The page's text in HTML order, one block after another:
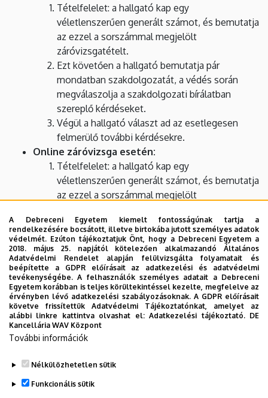
Tételfelelet: a hallgató kap egy
véletlenszerűen generált számot, és bemutatja
az ezzel a sorszámmal megjelölt
záróvizsgatételt.
Ezt követően a hallgató bemutatja pár
mondatban szakdolgozatát, a védés során
megválaszolja a szakdolgozati bírálatban
szereplő kérdéseket.
Végül a hallgató választ ad az esetlegesen
felmerülő további kérdésekre.
Online záróvizsga esetén:
Tételfelelet: a hallgató kap egy
véletlenszerűen generált számot, és bemutatja
az ezzel a sorszámmal megjelölt
Ezt követően a hallgató bemutatja a
szakdolgozatát, a védés során megválaszolja a
szakdolgozati bírálatban szereplő kérdéseket.
A szakdolgozat bemutatásához prezentációt
kell készíteni.
Végül a hallgató megválaszolja az esetlegesen
felmerülő további kérdésekre.
Záróvizsga tételsor
Legutóbbi frissítés: 2026. 03. 18. 12:12
A Debreceni Egyetem kiemelt fontosságúnak tartja a
rendelkezésére bocsátott, illetve birtokába jutott személyes adatok
védelmét. Ezúton tájékoztatjuk Önt, hogy a Debreceni Egyetem a
2018. május 25. napjától kötelezően alkalmazandó Általános
Adatvédelmi Rendelet alapján felülvizsgálta folyamatait és
beépítette a GDPR előírásait az adatkezelési és adatvédelmi
tevékenységébe. A felhasználók személyes adatait a Debreceni
Egyetem korábban is teljes körültekintéssel kezelte, megfelelve az
érvényben lévő adatkezelési szabályozásoknak. A GDPR előírásait
követve frissítettük Adatvédelmi Tájékoztatónkat, amelyet az
alábbi linkre kattintva olvashat el:Adatkezelési tájékoztató. DE
Kancellária WAV Központ
További információk
Nélkülözhetetlen sütik
Funkcionális sütik